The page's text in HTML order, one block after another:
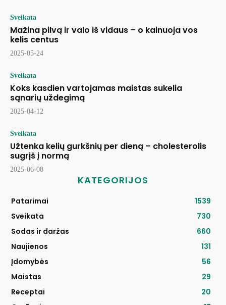
Sveikata
Mažina pilvą ir valo iš vidaus – o kainuoja vos
kelis centus
2025-05-24
Sveikata
Koks kasdien vartojamas maistas sukelia
sąnarių uždegimą
2025-04-12
Sveikata
Užtenka kelių gurkšnių per dieną – cholesterolis
sugrįš į normą
2025-06-08
KATEGORIJOS
Patarimai
1539
Sveikata
730
Sodas ir daržas
660
Naujienos
131
Įdomybės
56
Maistas
29
Receptai
20